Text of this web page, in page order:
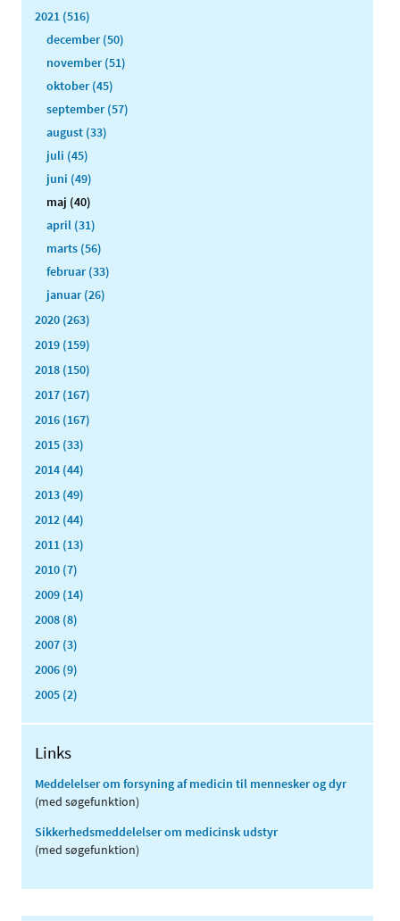
2021 (516)
december (50)
november (51)
oktober (45)
september (57)
august (33)
juli (45)
juni (49)
maj (40)
april (31)
marts (56)
februar (33)
januar (26)
2020 (263)
2019 (159)
2018 (150)
2017 (167)
2016 (167)
2015 (33)
2014 (44)
2013 (49)
2012 (44)
2011 (13)
2010 (7)
2009 (14)
2008 (8)
2007 (3)
2006 (9)
2005 (2)
Links
Meddelelser om forsyning af medicin til mennesker og dyr
(med søgefunktion)
Sikkerhedsmeddelelser om medicinsk udstyr
(med søgefunktion)